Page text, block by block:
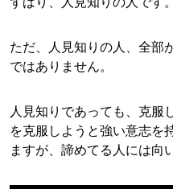
ただ、人見知りの人、全部
ではありません。
人見知りであっても、克服
を克服しようと強い意志を
ますが、諦めてる人には向